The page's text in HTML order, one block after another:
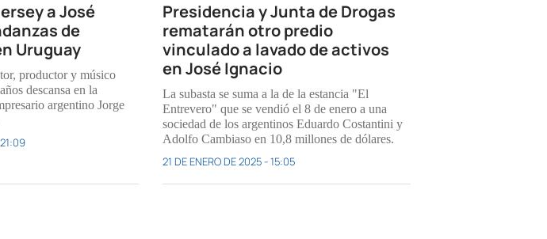
a José
de
Uruguay
productor y músico
descansa en la
argentino Jorge
Presidencia y Junta de Drogas
rematarán otro predio
vinculado a lavado de activos
en José Ignacio
La subasta se suma a la de la estancia "El
Entrevero" que se vendió el 8 de enero a una
sociedad de los argentinos Eduardo Costantini y
Adolfo Cambiaso en 10,8 millones de dólares.
21 DE ENERO DE 2025 - 15:05